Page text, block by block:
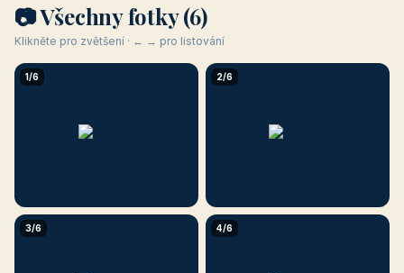
📷 Všechny fotky (6)
Klikněte pro zvětšení · ← → pro listování
1/6 2/6
3/6 4/6